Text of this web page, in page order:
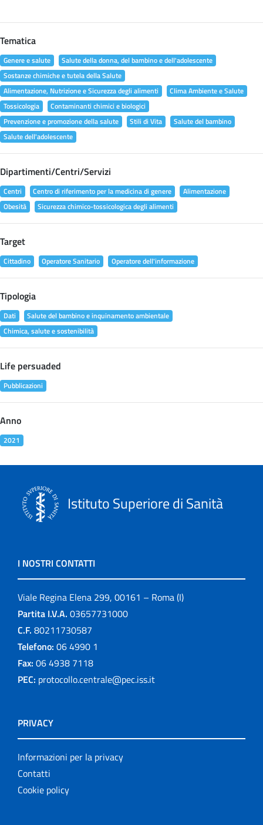
Tematica
Genere e salute
Salute della donna, del bambino e dell'adolescente
Sostanze chimiche e tutela della Salute
Alimentazione, Nutrizione e Sicurezza degli alimenti
Clima Ambiente e Salute
Tossicologia
Contaminanti chimici e biologici
Prevenzione e promozione della salute
Stili di Vita
Salute del bambino
Salute dell'adolescente
Dipartimenti/Centri/Servizi
Centri Centro di riferimento per la medicina di genere
Alimentazione
Obesità
Sicurezza chimico-tossicologica degli alimenti
Target
Cittadino Operatore Sanitario Operatore dell'informazione
Tipologia
Dati
Salute del bambino e inquinamento ambientale
Chimica, salute e sostenibilità
Life persuaded
Pubblicazioni
Anno
2021
Istituto Superiore di Sanità
I NOSTRI CONTATTI
Viale Regina Elena 299, 00161 – Roma (I)
Partita I.V.A. 03657731000
C.F. 80211730587
Telefono: 06 4990 1
Fax: 06 4938 7118
PEC: protocollo.centrale@pec.iss.it
PRIVACY
Informazioni per la privacy
Contatti
Cookie policy